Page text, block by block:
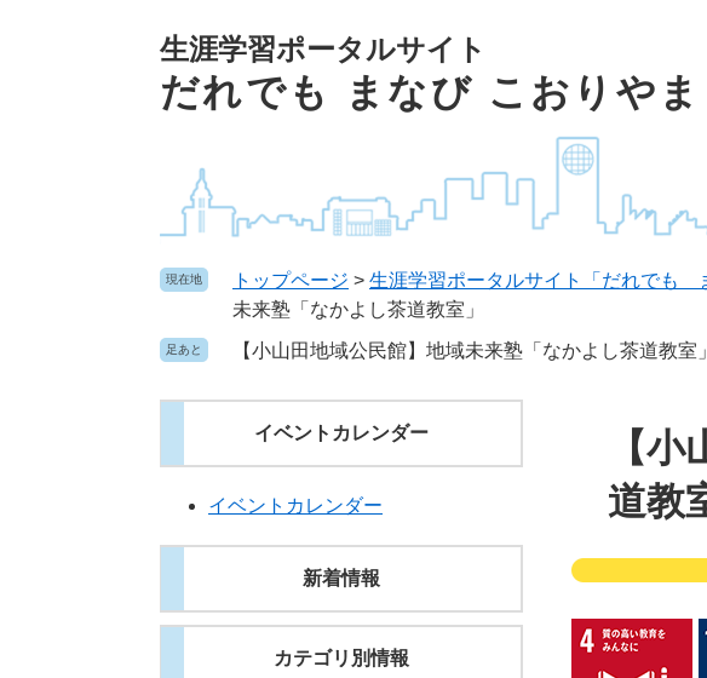
生涯学習ポータルサイト
だれでも まなび こおりやま
現在地 トップページ > 生涯学習ポータルサイト「だれでも
未来塾「なかよし茶道教室」
足あと 【小山田地域公民館】地域未来塾「なかよし茶道教室」
【
道教
イベントカレンダー
イベントカレンダー
新着情報
カテゴリ別情報